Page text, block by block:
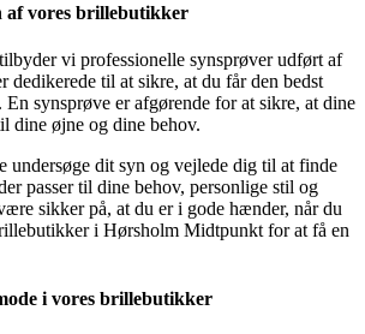
af vores brillebutikker
vi professionelle synsprøver udført af
dedikerede til at sikre, at du får den bedst
En synsprøve er afgørende for at sikre, at dine
dine øjne og dine behov.
undersøge dit syn og vejlede dig til at finde
passer til dine behov, personlige stil og
sikker på, at du er i gode hænder, når du
i Hørsholm Midtpunkt for at få en
i vores brillebutikker